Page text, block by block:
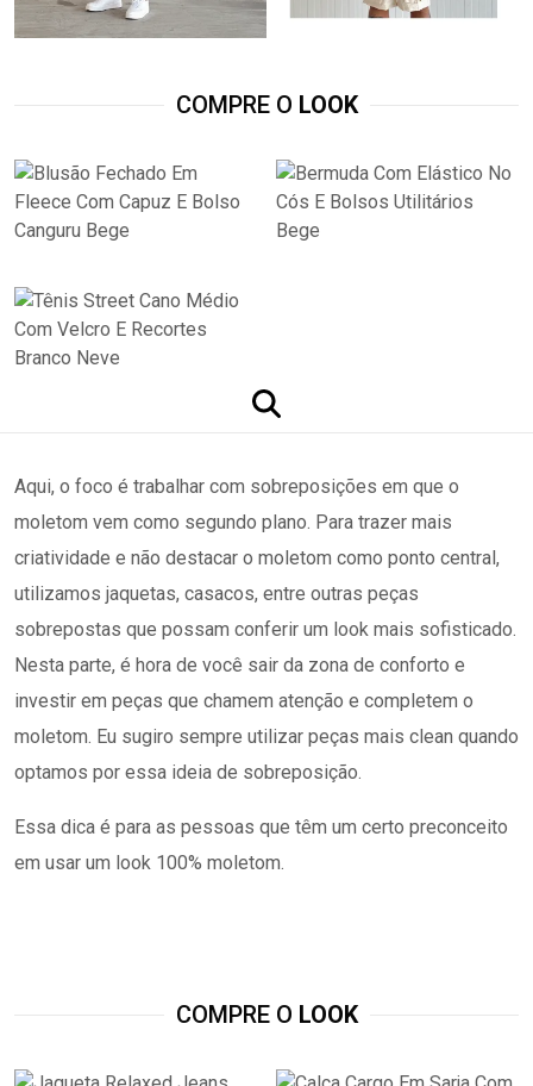
COMPRE O LOOK
Aqui, o foco é trabalhar com sobreposições em que o
moletom vem como segundo plano. Para trazer mais
criatividade e não destacar o moletom como ponto central,
utilizamos jaquetas, casacos, entre outras peças
sobrepostas que possam conferir um look mais sofisticado.
Nesta parte, é hora de você sair da zona de conforto e
investir em peças que chamem atenção e completem o
moletom. Eu sugiro sempre utilizar peças mais clean quando
optamos por essa ideia de sobreposição.
Essa dica é para as pessoas que têm um certo preconceito
em usar um look 100% moletom.
COMPRE O LOOK